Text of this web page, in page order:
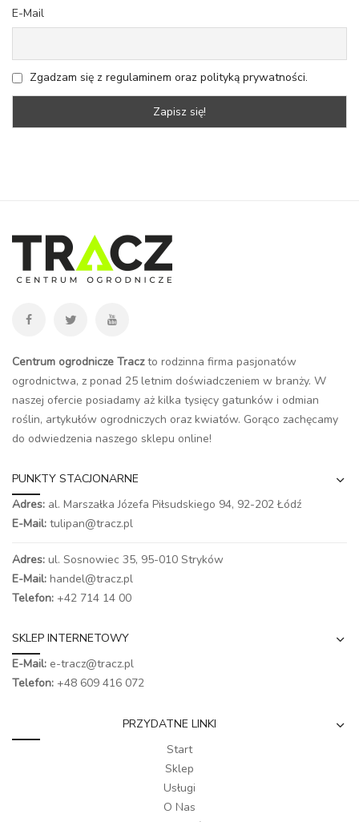
E-Mail
Zgadzam się z regulaminem oraz polityką prywatności.
Centrum ogrodnicze Traczto rodzinna firma pasjonatów
ogrodnictwa, z ponad 25 letnim doświadczeniem w branży. W
naszej ofercie posiadamy aż kilka tysięcy gatunków i odmian
roślin, artykułów ogrodniczych oraz kwiatów. Gorąco zachęcamy
do odwiedzenia naszego sklepu online!
PUNKTY STACJONARNE
Adres: al. Marszałka Józefa Piłsudskiego 94, 92-202 Łódź
E-Mail: tulipan@tracz.pl
Adres: ul. Sosnowiec 35, 95-010 Stryków
E-Mail: handel@tracz.pl
Telefon: +42 714 14 00
SKLEP INTERNETOWY
E-Mail: e-tracz@tracz.pl
Telefon: +48 609 416 072
PRZYDATNE LINKI
Start
Sklep
Usługi
O Nas